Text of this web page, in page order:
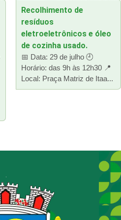
Recolhimento de
resíduos
eletroeletrônicos e óleo
de cozinha usado.
📅 Data: 29 de julho 🕘
Horário: das 9h às 12h30 📍
Local: Praça Matriz de Itaa...